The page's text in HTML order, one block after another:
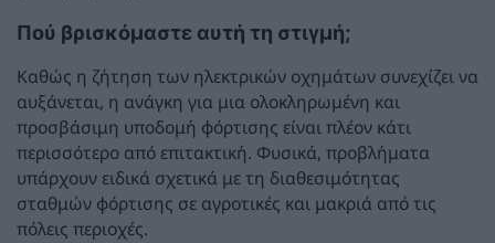
Πού βρισκόμαστε αυτή τη στιγμή;
Καθώς η ζήτηση των ηλεκτρικών οχημάτων συνεχίζει να
αυξάνεται, η ανάγκη για μια ολοκληρωμένη και
προσβάσιμη υποδομή φόρτισης είναι πλέον κάτι
περισσότερο από επιτακτική. Φυσικά, προβλήματα
υπάρχουν ειδικά σχετικά με τη διαθεσιμότητας
σταθμών φόρτισης σε αγροτικές και μακριά από τις
πόλεις περιοχές.